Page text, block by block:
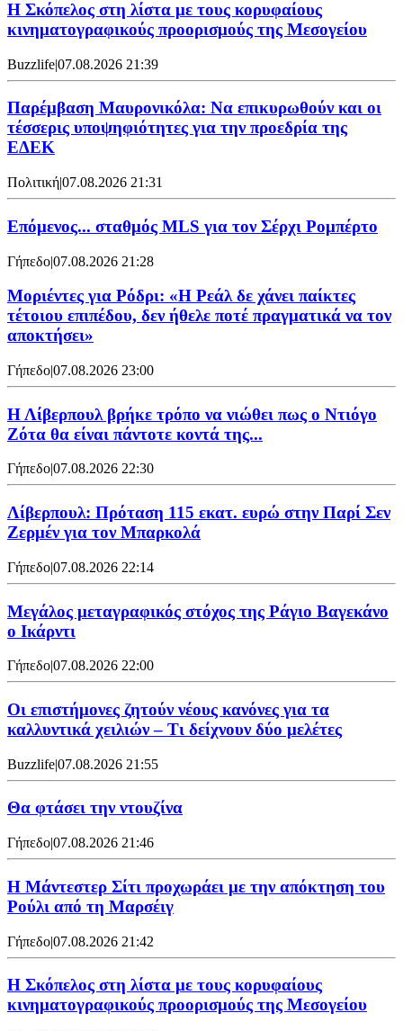
Η Σκόπελος στη λίστα με τους κορυφαίους
κινηματογραφικούς προορισμούς της Μεσογείου
Buzzlife|07.08.2026 21:39
Παρέμβαση Μαυρονικόλα: Να επικυρωθούν και οι
τέσσερις υποψηφιότητες για την προεδρία της
ΕΔΕΚ
Πολιτική|07.08.2026 21:31
Επόμενος... σταθμός MLS για τον Σέρχι Ρομπέρτο
Γήπεδο|07.08.2026 21:28
Μοριέντες για Ρόδρι: «Η Ρεάλ δε χάνει παίκτες
τέτοιου επιπέδου, δεν ήθελε ποτέ πραγματικά να τον
αποκτήσει»
Γήπεδο|07.08.2026 23:00
Η Λίβερπουλ βρήκε τρόπο να νιώθει πως ο Ντιόγο
Ζότα θα είναι πάντοτε κοντά της...
Γήπεδο|07.08.2026 22:30
Λίβερπουλ: Πρόταση 115 εκατ. ευρώ στην Παρί Σεν
Ζερμέν για τον Μπαρκολά
Γήπεδο|07.08.2026 22:14
Μεγάλος μεταγραφικός στόχος της Ράγιο Βαγεκάνο
ο Ικάρντι
Γήπεδο|07.08.2026 22:00
Οι επιστήμονες ζητούν νέους κανόνες για τα
καλλυντικά χειλιών – Τι δείχνουν δύο μελέτες
Buzzlife|07.08.2026 21:55
Θα φτάσει την ντουζίνα
Γήπεδο|07.08.2026 21:46
Η Μάντεστερ Σίτι προχωράει με την απόκτηση του
Ρούλι από τη Μαρσέιγ
Γήπεδο|07.08.2026 21:42
Η Σκόπελος στη λίστα με τους κορυφαίους
κινηματογραφικούς προορισμούς της Μεσογείου